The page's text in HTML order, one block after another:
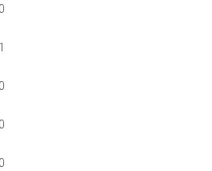
0
1
0
0
0